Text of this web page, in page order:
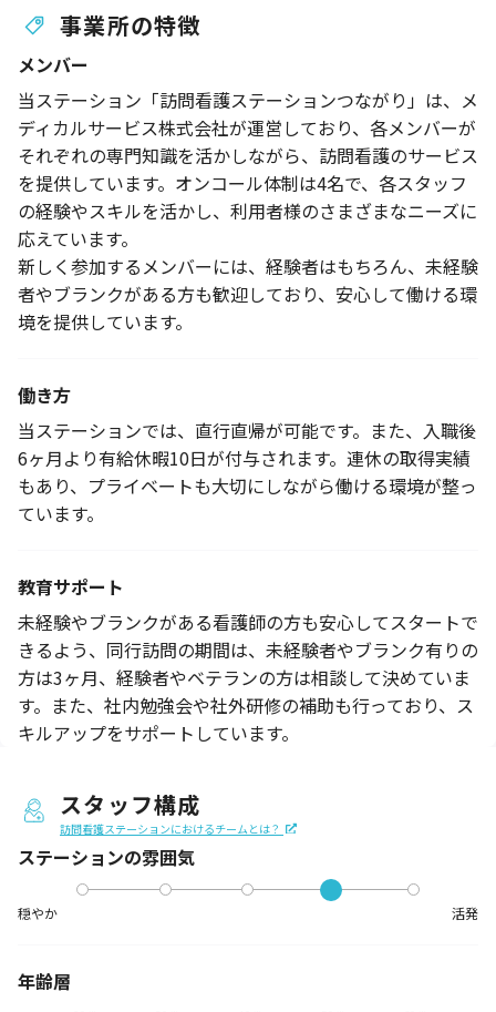
事業所の特徴
メンバー
当ステーション「訪問看護ステーションつながり」は、メ
ディカルサービス株式会社が運営しており、各メンバーが
それぞれの専門知識を活かしながら、訪問看護のサービス
を提供しています。オンコール体制は4名で、各スタッフ
の経験やスキルを活かし、利用者様のさまざまなニーズに
応えています。
新しく参加するメンバーには、経験者はもちろん、未経験
者やブランクがある方も歓迎しており、安心して働ける環
境を提供しています。
働き方
当ステーションでは、直行直帰が可能です。また、入職後
6ヶ月より有給休暇10日が付与されます。連休の取得実績
もあり、プライベートも大切にしながら働ける環境が整っ
ています。
教育サポート
未経験やブランクがある看護師の方も安心してスタートで
きるよう、同行訪問の期間は、未経験者やブランク有りの
方は3ヶ月、経験者やベテランの方は相談して決めていま
す。また、社内勉強会や社外研修の補助も行っており、ス
キルアップをサポートしています。
スタッフ構成
訪問看護ステーションにおけるチームとは？
ステーションの雰囲気
穏やか 活発
年齢層